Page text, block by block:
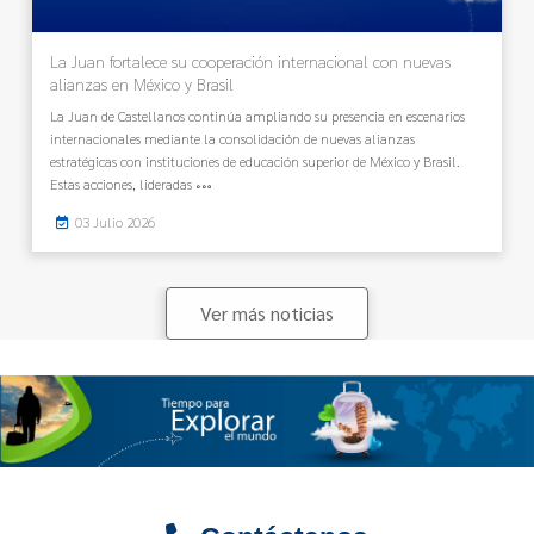
La Juan fortalece su cooperación internacional con nuevas
alianzas en México y Brasil
La Juan de Castellanos continúa ampliando su presencia en escenarios
internacionales mediante la consolidación de nuevas alianzas
estratégicas con instituciones de educación superior de México y Brasil.
Estas acciones, lideradas
03 Julio 2026
Ver más noticias